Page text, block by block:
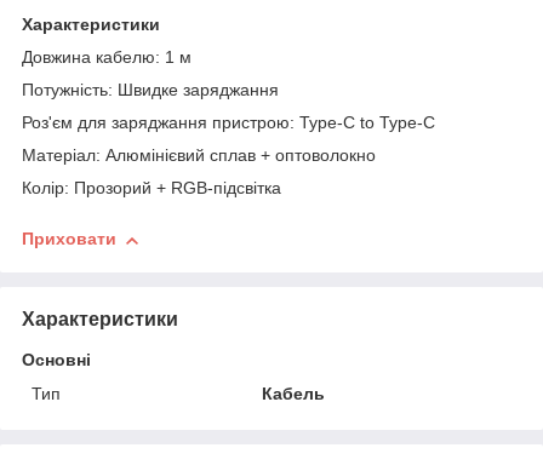
Характеристики
Довжина кабелю: 1 м
Потужність: Швидке заряджання
Роз'єм для заряджання пристрою: Type-C to Type-С
Матеріал: Алюмінієвий сплав + оптоволокно
Колір: Прозорий + RGB-підсвітка
Приховати
Характеристики
Основні
Тип
Кабель